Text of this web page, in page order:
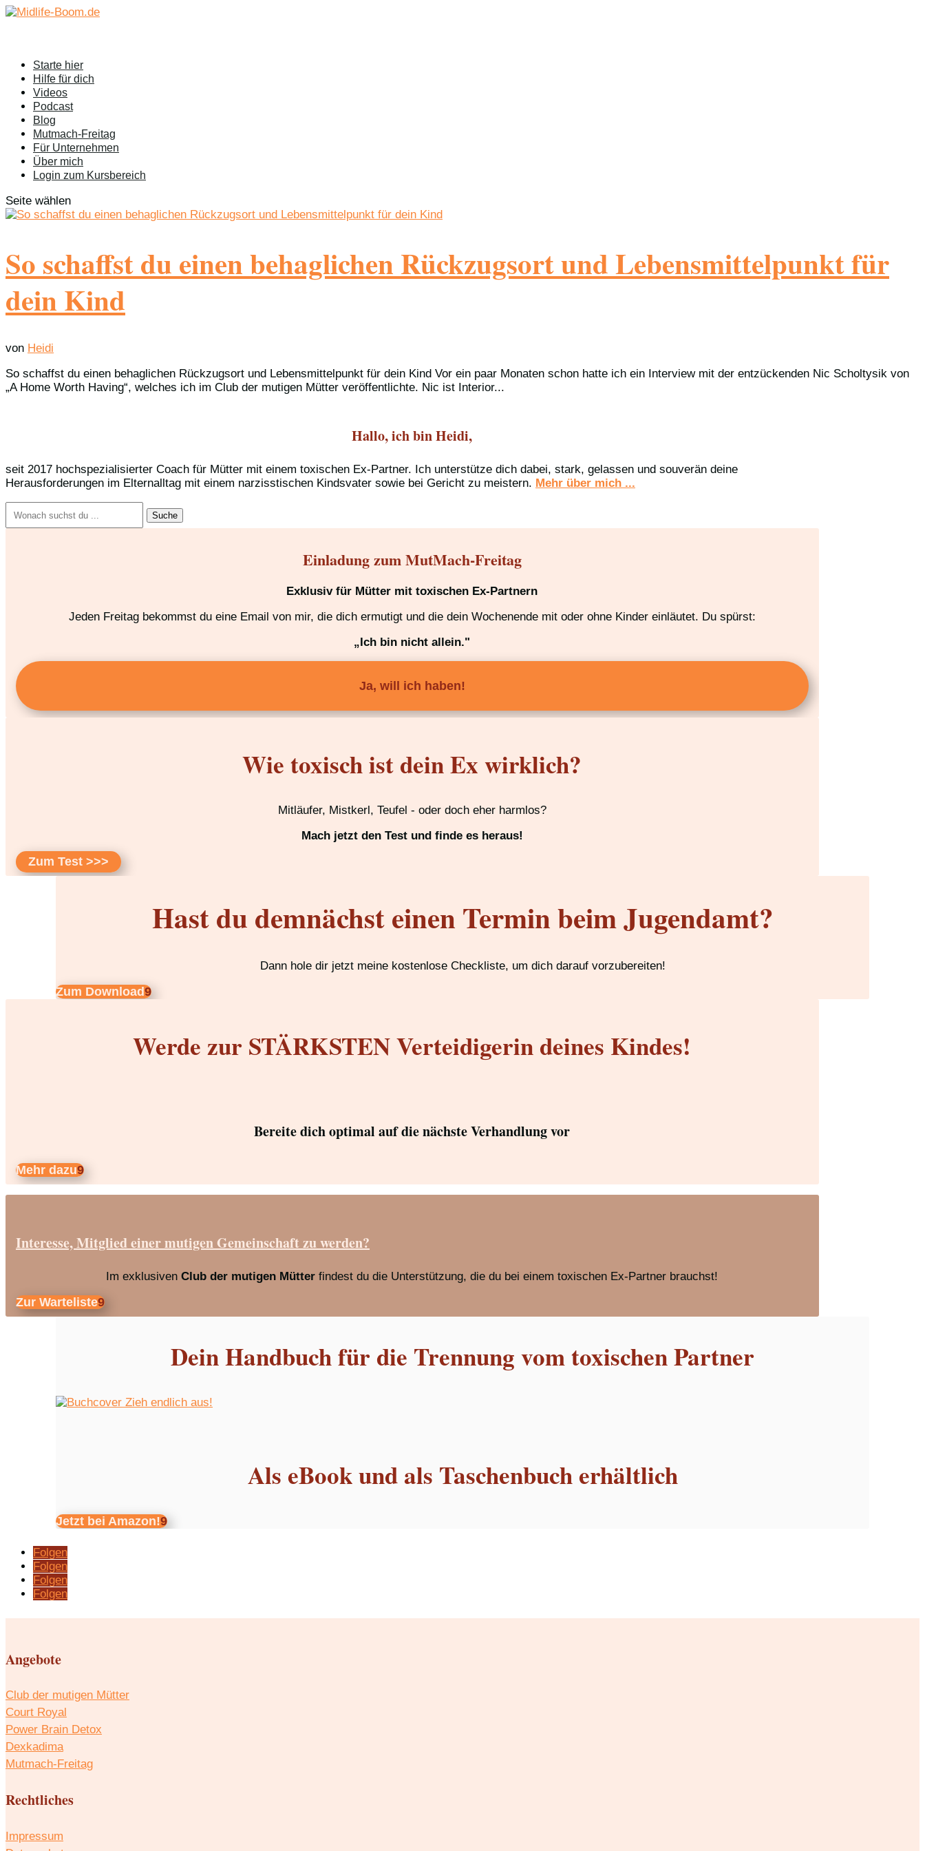
Starte hier
Hilfe für dich
Videos
Podcast
Blog
Mutmach-Freitag
Für Unternehmen
Über mich
Login zum Kursbereich
Seite wählen
So schaffst du einen behaglichen Rückzugsort und Lebensmittelpunkt für
dein Kind
von Heidi
So schaffst du einen behaglichen Rückzugsort und Lebensmittelpunkt für dein Kind Vor ein paar Monaten schon hatte ich ein Interview mit der entzückenden Nic Scholtysik von
„A Home Worth Having“, welches ich im Club der mutigen Mütter veröffentlichte. Nic ist Interior...
Hallo, ich bin Heidi,
seit 2017 hochspezialisierter Coach für Mütter mit einem toxischen Ex-Partner. Ich unterstütze dich dabei, stark, gelassen und souverän deine
Herausforderungen im Elternalltag mit einem narzisstischen Kindsvater sowie bei Gericht zu meistern. Mehr über mich ...
nach:
Einladung zum MutMach-Freitag
Exklusiv für Mütter mit toxischen Ex-Partnern
Jeden Freitag bekommst du eine Email von mir, die dich ermutigt und die dein Wochenende mit oder ohne Kinder einläutet. Du spürst:
„Ich bin nicht allein."
Ja, will ich haben!
Wie toxisch ist dein Ex wirklich?
Mitläufer, Mistkerl, Teufel - oder doch eher harmlos?
Mach jetzt den Test und finde es heraus!
Zum Test >>>
Hast du demnächst einen Termin beim Jugendamt?
Dann hole dir jetzt meine kostenlose Checkliste, um dich darauf vorzubereiten!
Zum Download
Werde zur STÄRKSTEN Verteidigerin deines Kindes!
Bereite dich optimal auf die nächste Verhandlung vor
Mehr dazu
Interesse, Mitglied einer mutigen Gemeinschaft zu werden?
Im exklusivenClub der mutigen Mütter findest du die Unterstützung, die du bei einem toxischen Ex-Partner brauchst!
Zur Warteliste
Dein Handbuch für die Trennung vom toxischen Partner
Als eBook und als Taschenbuch erhältlich
Jetzt bei Amazon!
Folgen
Folgen
Folgen
Folgen
Angebote
Club der mutigen Mütter
Court Royal
Power Brain Detox
Dexkadima
Mutmach-Freitag
Rechtliches
Impressum